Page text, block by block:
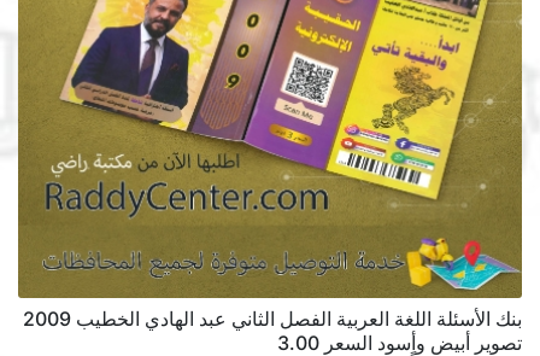
بنك الأسئلة اللغة العربية الفصل الثاني عبد الهادي الخطيب 2009
تصوير أبيض وأٍسود السعر 3.00